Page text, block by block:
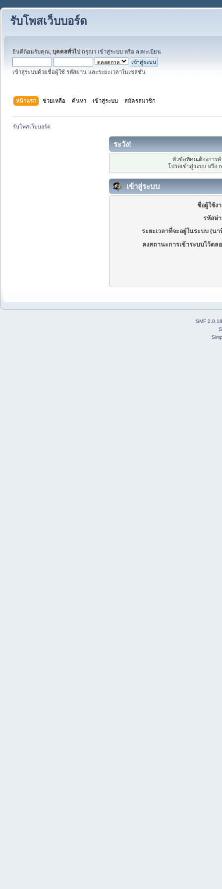
รับโพสเว็บบอร์ด
ยินดีต้อนรับคุณ, บุคคลทั่วไป กรุณา เข้าสู่ระบบ หรือ ลงทะเบียน
เข้าสู่ระบบด้วยชื่อผู้ใช้ รหัสผ่าน และระยะเวลาในเซสชั่น
หน้าแรก ช่วยเหลือ ค้นหา เข้าสู่ระบบ สมัครสมาชิก
รับโพสเว็บบอร์ด
ระวัง!
หัวข้อที่คุณต้องการ
โปรดเข้าสู่ระบบ หรือ
เข้าสู่ระบบ
ชื่อผู้ใช้ง
รหัสผ่
ระยะเวลาที่จะอยู่ในระบบ (นา
คงสถานะการเข้าระบบไว้ตล
SMF 2.0.18